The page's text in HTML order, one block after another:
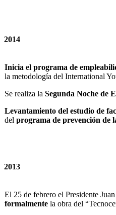
2014
Inicia el programa de
la metodología del International
Se realiza la Segunda Noche de
Levantamiento del estudio de
del programa de prevención de
2013
El 25 de febrero el Presidente
formalmentela obra del